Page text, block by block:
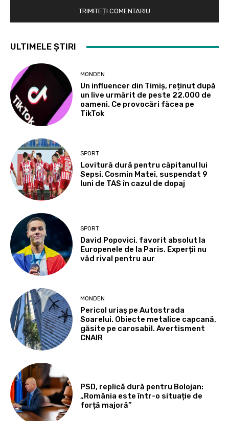
ULTIMELE ȘTIRI
MONDEN
Un influencer din Timiș, reținut după
un live urmărit de peste 22.000 de
oameni. Ce provocări făcea pe
TikTok
SPORT
Lovitură dură pentru căpitanul lui
Sepsi. Cosmin Matei, suspendat 9
luni de TAS în cazul de dopaj
SPORT
David Popovici, favorit absolut la
Europenele de la Paris. Experții nu
văd rival pentru aur
MONDEN
Pericol uriaș pe Autostrada
Soarelui. Obiecte metalice capcană,
găsite pe carosabil. Avertisment
CNAIR
PSD, replică dură pentru Bolojan:
„România este într-o situație de
forță majoră”